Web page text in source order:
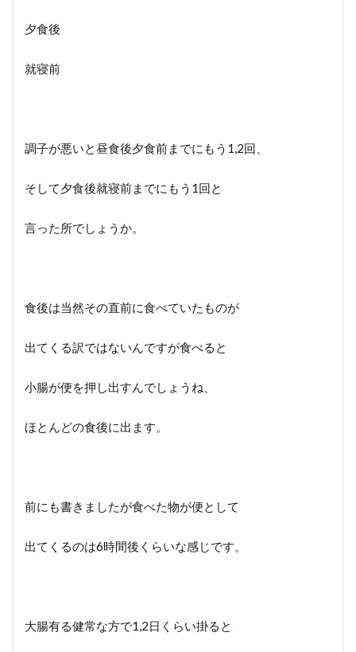
夕食後
就寝前
調子が悪いと昼食後夕食前までにもう1,2回、
そして夕食後就寝前までにもう1回と
言った所でしょうか。
食後は当然その直前に食べていたものが
出てくる訳ではないんですが食べると
小腸が便を押し出すんでしょうね、
ほとんどの食後に出ます。
前にも書きましたが食べた物が便として
出てくるのは6時間後くらいな感じです。
大腸有る健常な方で1,2日くらい掛ると